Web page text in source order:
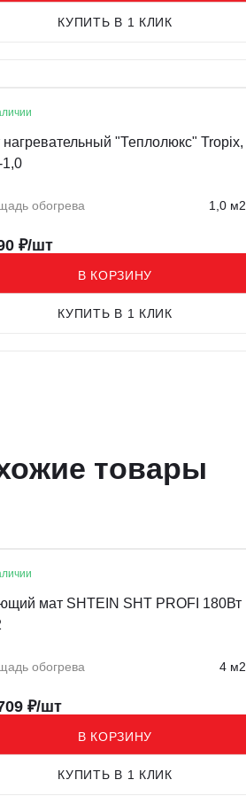
КУПИТЬ В 1 КЛИК
нагревательный "Теплолюкс" Tropix,
1,0
обогрева 1,0 м2
₽/шт
В КОРЗИНУ
КУПИТЬ В 1 КЛИК
товары
мат SHTEIN SHT PROFI 180Вт
обогрева 4 м2
₽/шт
В КОРЗИНУ
КУПИТЬ В 1 КЛИК